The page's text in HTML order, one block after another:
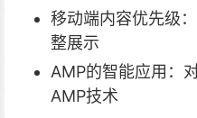
移动端内容优先级
整展示
AMP的智能应用：
AMP技术